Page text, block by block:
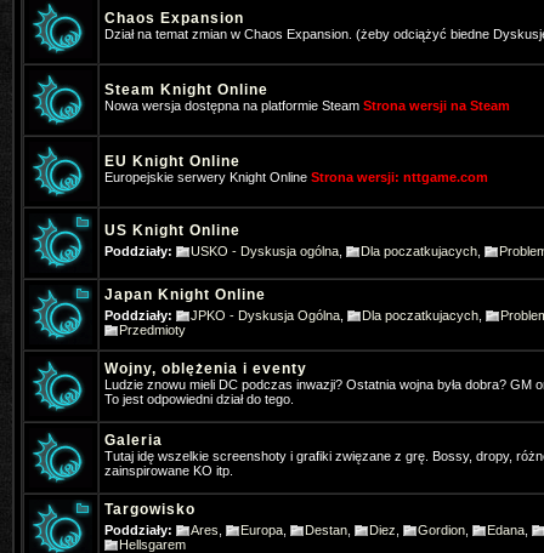
Chaos Expansion
Dział na temat zmian w Chaos Expansion. (żeby odciążyć biedne
Steam Knight Online
Nowa wersja dostępna na platformie Steam Strona wersji na Steam
EU Knight Online
Europejskie serwery Knight Online Strona wersji: nttgame.com
US Knight Online
Poddziały: USKO - Dyskusja ogólna Dla poczatkujacych
Japan Knight Online
Poddziały: JPKO - Dyskusja Ogólna Dla poczatkujacych
Przedmioty
Wojny, oblężenia i eventy
Ludzie znowu mieli DC podczas inwazji? Ostatnia wojna była dobra?
To jest odpowiedni dział do tego.
Galeria
Tutaj idę wszelkie screenshoty i grafiki zwięzane z grę. Bossy, dropy,
zainspirowane KO itp.
Targowisko
Poddziały: Ares Europa Destan Diez Gordion Edana
Hellsgarem
Może ktoś stąd pomoże bo
https://steamcommunity.com/app/
Songo3- 2024-12-24 09:58:22
btw Wesołych Świąt
*Hangman- 2025-01-16 10:22:39
Gra ktoś w Nową online na
Pogo- 2025-01-31 17:31:27
Też jestem pos wrażeniem, że
Pogo- 2025-01-31 17:32:05